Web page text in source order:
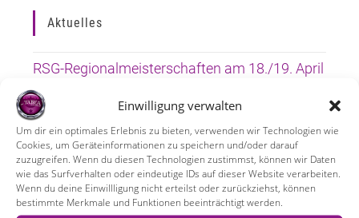
Einwilligung verwalten
Um dir ein optimales Erlebnis zu bieten, verwenden wir Technologien wie
Cookies, um Geräteinformationen zu speichern und/oder darauf
zuzugreifen. Wenn du diesen Technologien zustimmst, können wir Daten
wie das Surfverhalten oder eindeutige IDs auf dieser Website verarbeiten.
Wenn du deine Einwillligung nicht erteilst oder zurückziehst, können
bestimmte Merkmale und Funktionen beeinträchtigt werden.
Aktuelles
RSG-Regionalmeisterschaften am 18./19. April
in der BIZ-Halle
Unsere Sportabteilung – Boxen
Das Kinder-Jugend-und Familienzentrum zieht
um!
Plätzchen backen – ein schöner Abschluss!